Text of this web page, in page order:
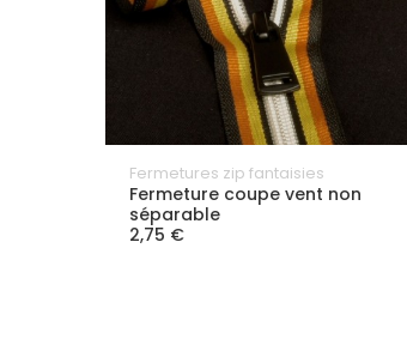
Fermetures zip fantaisies
Fermeture coupe vent non
séparable
2,75 €